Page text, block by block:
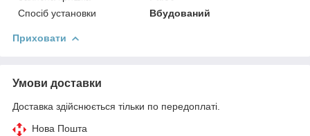
Спосіб установки
Вбудований
Приховати
Умови доставки
Доставка здійснюється тільки по передоплаті.
Нова Пошта